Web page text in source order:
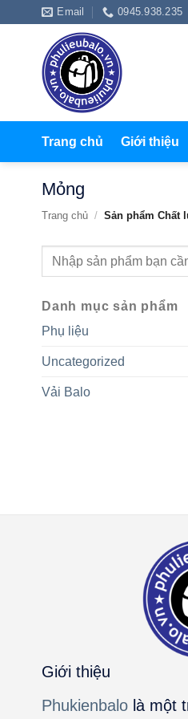
Email 0945.938.235
Trang chủ Giới thiệu
Mỏng
Trang chủ / Sản phẩm Chất
Tìm
Danh mục sản phẩm
Phụ liệu
Uncategorized
Vải Balo
Giới thiệu
Phukienbalolà một